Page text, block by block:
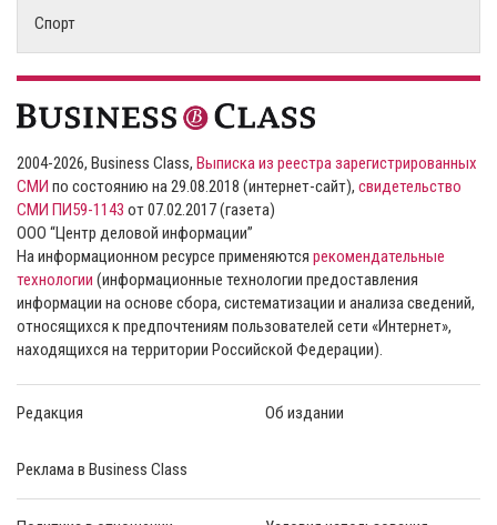
Спорт
2004-2026, Business Class, Выписка из реестра зарегистрированных
СМИ по состоянию на 29.08.2018 (интернет-сайт), свидетельство
СМИ ПИ59-1143 от 07.02.2017 (газета)
ООО “Центр деловой информации”
На информационном ресурсе применяются рекомендательные
технологии (информационные технологии предоставления
информации на основе сбора, систематизации и анализа сведений,
относящихся к предпочтениям пользователей сети «Интернет»,
находящихся на территории Российской Федерации).
Редакция Об издании
Реклама в Business Class